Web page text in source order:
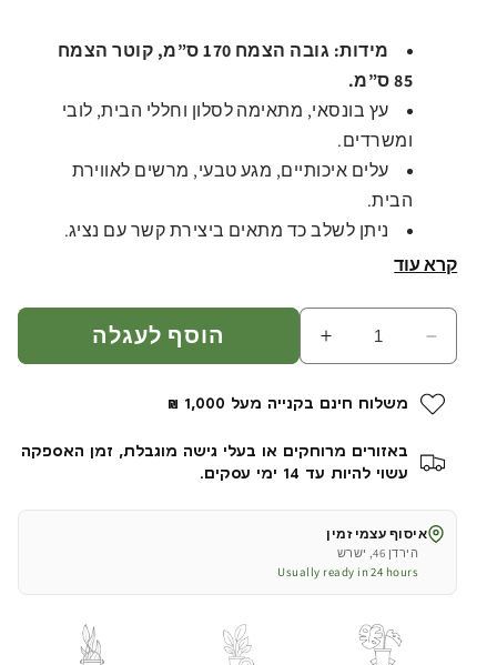
מידות: גובה הצמח 170 ס”מ, קוטר הצמח
85 ס”מ.
עץ בונסאי, מתאימה לסלון וחללי הבית, לובי
ומשרדים.
עלים איכותיים, מגע טבעי, מרשים לאווירת
הבית.
ניתן לשלב כד מתאים ביצירת קשר עם נציג.
קרא עוד
הפחת
כמות
עבור
עץ
בונסאי
|
ס&#39;&#39;מ
הגדל
כמות
עבור
בונסאי
|
ס&#39;&#39;מ
הוסף לעגלה
משלוח חינם בקנייה מעל 1,000 ₪
באזורים מרוחקים או בעלי גישה מוגבלת, זמן האספקה
עשוי להיות עד 14 ימי עסקים.
איסוף עצמי זמין
הירדן 46, ישרש
Usually ready in 24 hours